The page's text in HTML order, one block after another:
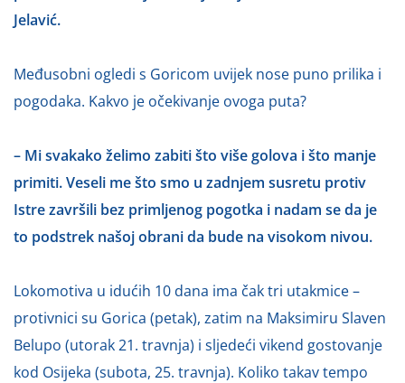
Jelavić.
Međusobni ogledi s Goricom uvijek nose puno prilika i
pogodaka. Kakvo je očekivanje ovoga puta?
– Mi svakako želimo zabiti što više golova i što manje
primiti. Veseli me što smo u zadnjem susretu protiv
Istre završili bez primljenog pogotka i nadam se da je
to podstrek našoj obrani da bude na visokom nivou.
Lokomotiva u idućih 10 dana ima čak tri utakmice –
protivnici su Gorica (petak), zatim na Maksimiru Slaven
Belupo (utorak 21. travnja) i sljedeći vikend gostovanje
kod Osijeka (subota, 25. travnja). Koliko takav tempo